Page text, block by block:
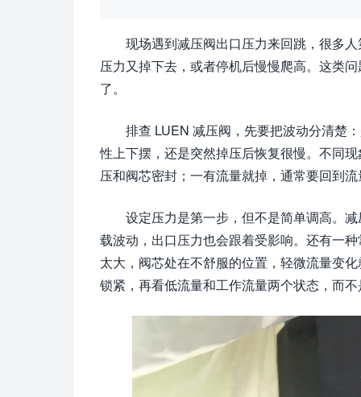
现场遇到减压阀出口压力来回跳，很多
压力又掉下去，或者停机后慢慢爬高。这类
了。
排查 LUEN 减压阀，先要把波动分清楚
性上下摆，还是突然掉压后恢复很慢。不同
压和阀芯密封；一有流量就掉，通常要回到
设定压力是第一步，但不是简单调高。
载波动，出口压力也会跟着受影响。还有一
太大，阀芯处在不舒服的位置，轻微流量变
锁紧，再看低流量和工作流量两个状态，而